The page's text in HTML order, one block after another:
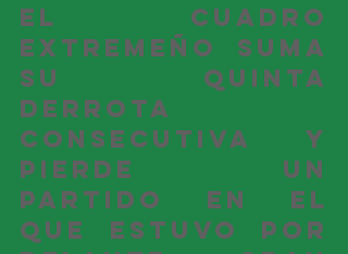
El cuadro
extremeño suma
su quinta
derrota
consecutiva y
pierde un
partido en el
que estuvo por